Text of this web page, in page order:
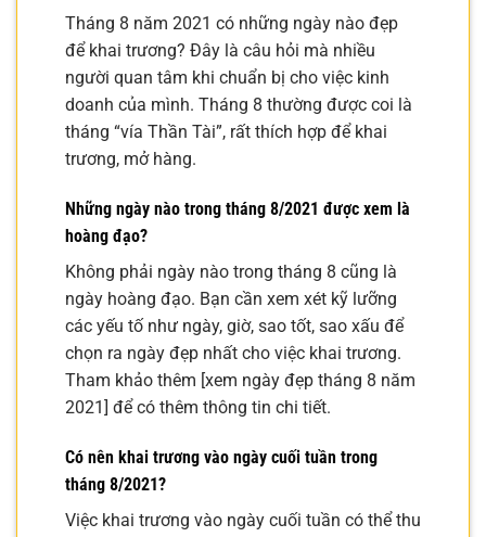
Tháng 8 năm 2021 có những ngày nào đẹp
để khai trương? Đây là câu hỏi mà nhiều
người quan tâm khi chuẩn bị cho việc kinh
doanh của mình. Tháng 8 thường được coi là
tháng “vía Thần Tài”, rất thích hợp để khai
trương, mở hàng.
Những ngày nào trong tháng 8/2021 được xem là
hoàng đạo?
Không phải ngày nào trong tháng 8 cũng là
ngày hoàng đạo. Bạn cần xem xét kỹ lưỡng
các yếu tố như ngày, giờ, sao tốt, sao xấu để
chọn ra ngày đẹp nhất cho việc khai trương.
Tham khảo thêm [xem ngày đẹp tháng 8 năm
2021] để có thêm thông tin chi tiết.
Có nên khai trương vào ngày cuối tuần trong
tháng 8/2021?
Việc khai trương vào ngày cuối tuần có thể thu